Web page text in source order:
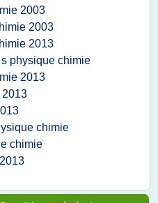
2003
2003
2013
physique chimie
2013
2013
chimie
chimie